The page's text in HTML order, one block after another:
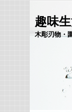
趣味
木彫刃物・